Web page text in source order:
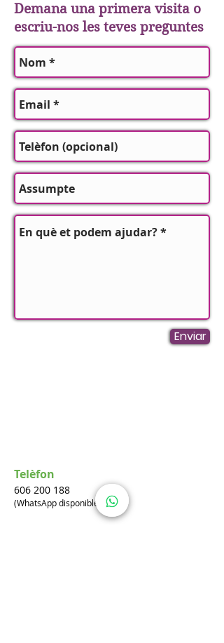
Demana una primera visita o
escriu-nos les teves preguntes
Enviar
Telèfon
606 200 188
(WhatsApp disponible)